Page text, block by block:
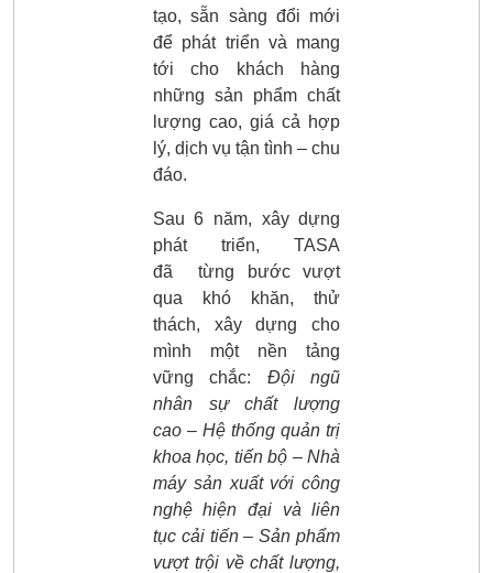
tạo, sẵn sàng đổi mới
để phát triển và mang
tới cho khách hàng
những sản phẩm chất
lượng cao, giá cả hợp
lý, dịch vụ tận tình – chu
đáo.
Sau 6 năm, xây dựng
phát triển, TASA
đã
từng bước vượt
qua khó khăn, thử
thách, xây dựng cho
mình một nền tảng
vững chắc: Đội ngũ
nhân sự chất lượng
cao– Hệ thống quản trị
khoa học, tiến bộ – Nhà
máy sản xuất với công
nghệ hiện đại và liên
tục cải tiến – Sản phẩm
vượt trội về chất lượng,